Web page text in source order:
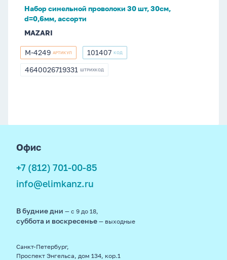
Набор синельной проволоки 30 шт, 30см,
d=0,6мм, ассорти
MAZARI
M-
4249
M-4249 АРТИКУЛ 101407
101407 КОД
4640026719331
4640026719331 ШТРИХКОД
Офис
+7 (812) 701-00-85
info@elimkanz.ru
В будние дни — с 9 до 18,
суббота и воскресенье — выходные
Санкт-Петербург,
Проспект Энгельса, дом 134, кор.1